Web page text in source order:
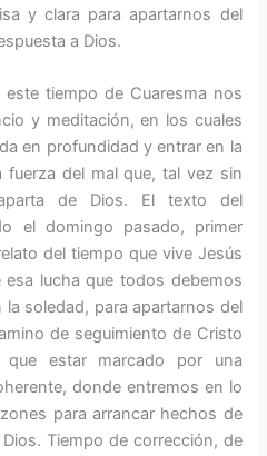
y clara para apartarnos del
a Dios.
tiempo de Cuaresma nos
y meditación, en los cuales
en profundidad y entrar en la
del mal que, tal vez sin
de Dios. El texto del
el domingo pasado, primer
del tiempo que vive Jesús
lucha que todos debemos
soledad, para apartarnos del
de seguimiento de Cristo
estar marcado por una
donde entremos en lo
para arrancar hechos de
Tiempo de corrección, de